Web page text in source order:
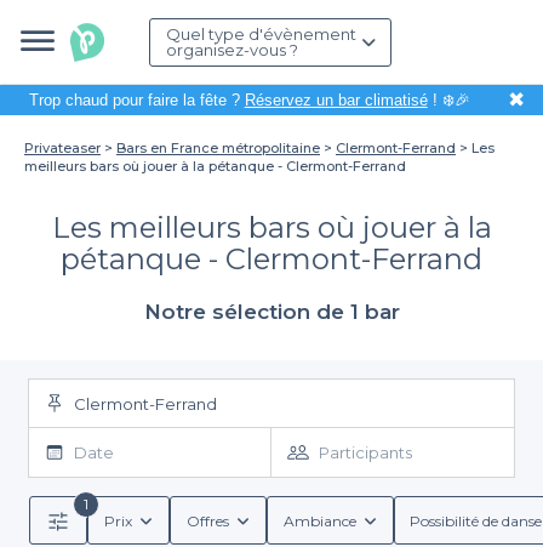
Quel type d'évènement
organisez-vous ?
Trop chaud pour faire la fête ? Réservez un bar climatisé! ❄️🎉 ✖
Privateaser Bars en France métropolitaine Clermont-Ferrand
Les
meilleurs bars où jouer à la pétanque - Clermont-Ferrand
Les meilleurs bars où jouer à la
pétanque - Clermont-Ferrand
Notre sélection de 1 bar
Clermont-Ferrand
Date Participants
1
Prix
Offres Ambiance Possibilité de